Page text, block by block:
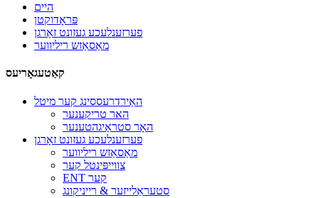
היים
פּראָדוקטן
פערזענלעכע געזונט זאָרגן
מאַסאַזש ריליווער
קאַטעגאָריעס
האַירדרעססינג קער מיטל
האר טריקענער
האָר סטראַיגהטענער
פערזענלעכע געזונט זאָרגן
מאַסאַזש ריליווער
צווייפּינטל קער
ENT קער
סטעראַלייזער & רייניקונג